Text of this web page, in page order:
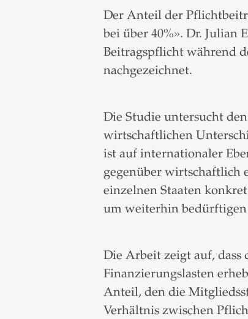
Der Anteil der
bei über 40%». Dr.
Beitragspflicht während
nachgezeichnet.
Die Studie untersucht
wirtschaftlichen
ist auf internationaler
gegenüber wirtschaftlich
einzelnen Staaten
um weiterhin
Die Arbeit zeigt auf, dass
Finanzierungslasten
Anteil, den die
Verhältnis zwischen